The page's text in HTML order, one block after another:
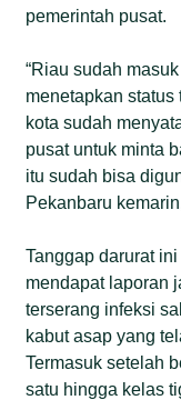
pemerintah pusat.
“Riau sudah
menetapkan
kota sudah
pusat untuk minta
itu sudah bisa
Pekanbaru
Tanggap darurat
mendapat laporan
terserang infeksi
kabut asap yang
Termasuk setelah
satu hingga kelas